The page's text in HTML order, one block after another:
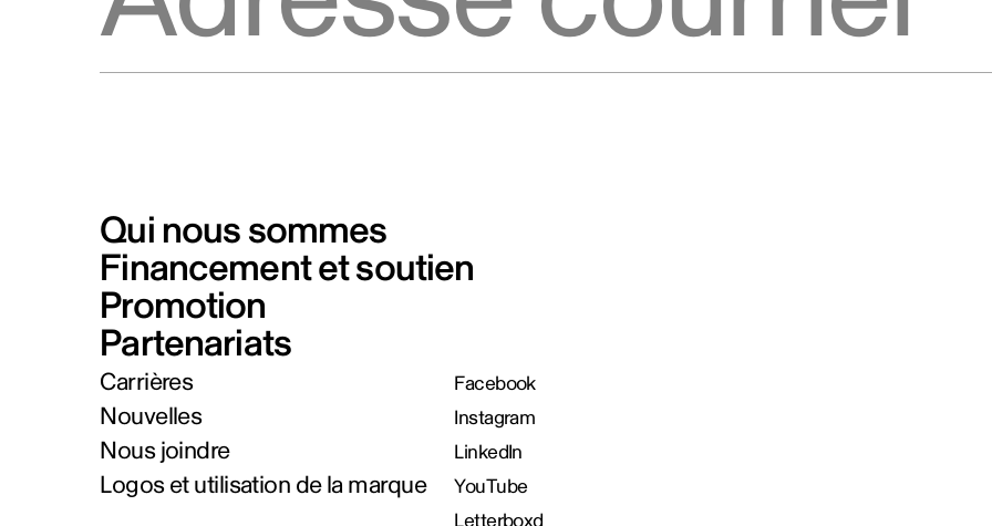
Qui nous sommes
Financement et soutien
Promotion
Partenariats
Carrières
Nouvelles
Nous joindre
Logos et utilisation de la marque
Facebook
Instagram
LinkedIn
YouTube
Letterboxd